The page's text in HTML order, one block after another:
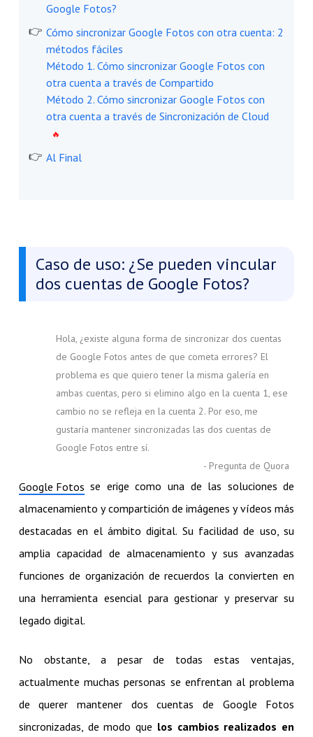
Google Fotos?
Cómo sincronizar Google Fotos con otra cuenta: 2
métodos fáciles
Método 1. Cómo sincronizar Google Fotos con
otra cuenta a través de Compartido
Método 2. Cómo sincronizar Google Fotos con
otra cuenta a través de Sincronización de Cloud
Al Final
Caso de uso: ¿Se pueden vincular
dos cuentas de Google Fotos?
Hola, ¿existe alguna forma de sincronizar dos cuentas
de Google Fotos antes de que cometa errores? El
problema es que quiero tener la misma galería en
ambas cuentas, pero si elimino algo en la cuenta 1, ese
cambio no se refleja en la cuenta 2. Por eso, me
gustaría mantener sincronizadas las dos cuentas de
Google Fotos entre sí.
- Pregunta de Quora
Google Fotos se erige como una de las soluciones de
almacenamiento y compartición de imágenes y vídeos más
destacadas en el ámbito digital. Su facilidad de uso, su
amplia capacidad de almacenamiento y sus avanzadas
funciones de organización de recuerdos la convierten en
una herramienta esencial para gestionar y preservar su
legado digital.
No obstante, a pesar de todas estas ventajas,
actualmente muchas personas se enfrentan al problema
de querer mantener dos cuentas de Google Fotos
sincronizadas, de modo que los cambios realizados en